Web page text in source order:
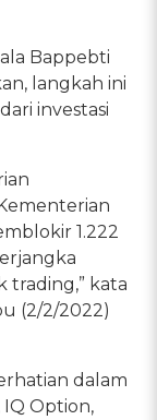
Bappebti
langkah ini
investasi
1.222
trading,” kata
(2/2/2022)
dalam
IQ Option,